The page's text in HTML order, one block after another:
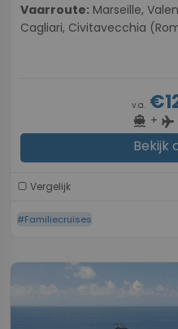
Vaarroute:
Cagliari, Civitavecchia
v.a.
directions_boat + flight
Bekijk
Vergelijk
#Familiecruises